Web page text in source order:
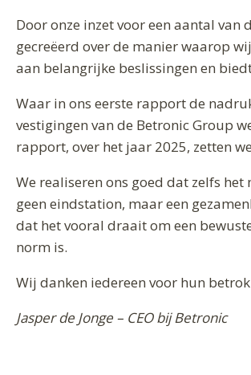
Door onze inzet voor een aantal
gecreëerd over de manier waarop
aan belangrijke beslissingen en
Waar in ons eerste rapport de
vestigingen van de Betronic Group
rapport, over het jaar 2025, zetten
We realiseren ons goed dat zelfs
geen eindstation, maar een
dat het vooral draait om een
norm is.
Wij danken iedereen voor hun
Jasper de Jonge – CEO bij Betronic